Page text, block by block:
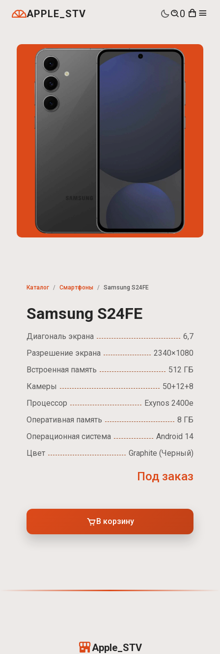
APPLE_STV 0
Каталог Смартфоны Samsung S24FE
Samsung S24FE
Диагональ экрана
6,7
Разрешение экрана
2340×1080
Встроенная память
512 ГБ
Камеры
50+12+8
Процессор
Exynos 2400e
Оперативная память
8 ГБ
Операционная система
Android 14
Цвет
Graphite (Черный)
Под заказ
В корзину
Apple_STV